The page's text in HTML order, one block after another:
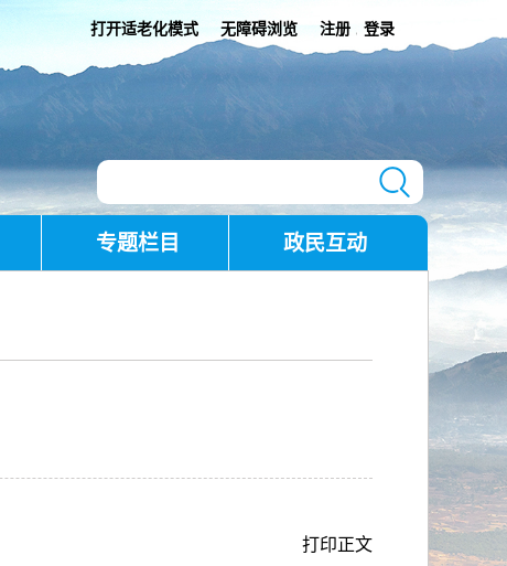
打开适老化模式 无障碍浏览 注册 登录
专题栏目 政民互动
打印正文